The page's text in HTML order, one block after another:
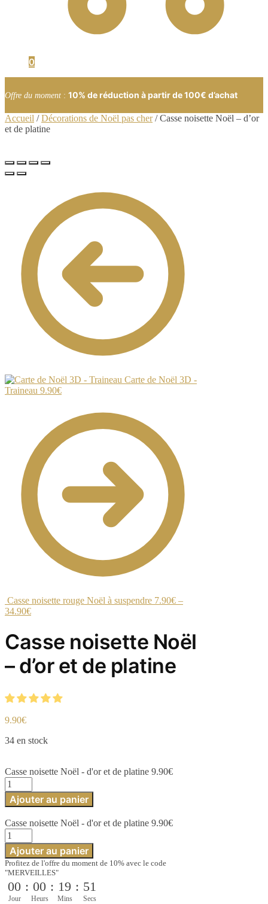
0
Offre du moment : 10% de réduction à partir de 100€ d’achat
Accueil /Décorations de Noël pas cher/Casse noisette Noël – d’or
et de platine
Carte de Noël 3D -
Traineau 9.90€
Casse noisette rouge Noël à suspendre 7.90€ –
34.90€
Casse noisette Noël
– d’or et de platine
9.90€
34 en stock
Casse noisette Noël - d'or et de platine 9.90€
quantité
de
Casse
Noël
d'or
et
de
platine
Ajouter au panier
Casse noisette Noël - d'or et de platine 9.90€
quantité
de
Casse
noisette
Noël
d'or
Ajouter au panier
Profitez de l'offre du moment de 10% avec le code
"MERVEILLES"
00
Jour
: 00
Heurs
: 19
Mins
: 51
Secs